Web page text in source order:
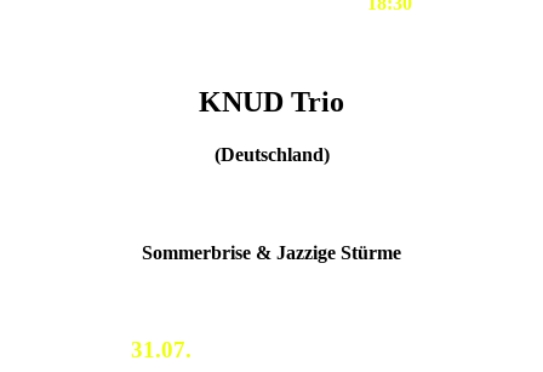
KNUD Trio
(Deutschland)
Sommerbrise & Jazzige Stürme
31.07.